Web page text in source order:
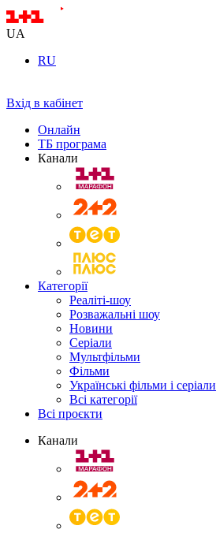
UA
RU
Вхід в кабінет
Онлайн
ТБ програма
Канали
Категорії
Реаліті-шоу
Розважальні шоу
Новини
Серіали
Мультфільми
Фільми
Українські фільми і серіали
Всі категорії
Всі проєкти
Канали